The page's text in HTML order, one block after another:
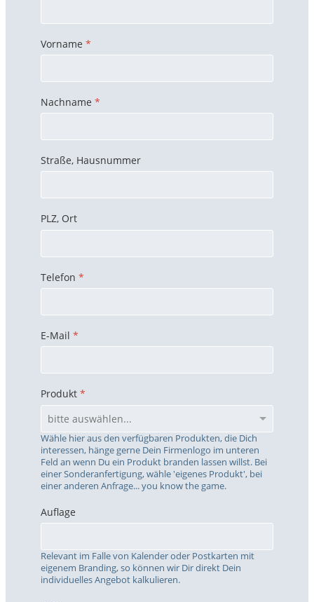
Vorname *
Nachname *
Straße, Hausnummer
PLZ, Ort
Telefon *
E-Mail *
Produkt *
Wähle hier aus den verfügbaren Produkten, die Dich
interessen, hänge gerne Dein Firmenlogo im unteren
Feld an wenn Du ein Produkt branden lassen willst. Bei
einer Sonderanfertigung, wähle 'eigenes Produkt', bei
einer anderen Anfrage... you know the game.
Auflage
Relevant im Falle von Kalender oder Postkarten mit
eigenem Branding, so können wir Dir direkt Dein
individuelles Angebot kalkulieren.